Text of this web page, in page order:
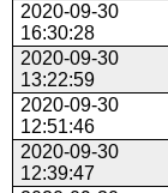
2020-09-30
16:30:28
2020-09-30
13:22:59
2020-09-30
12:51:46
2020-09-30
12:39:47